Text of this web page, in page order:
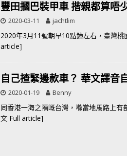
豐田摑巴裝甲車 揩親都算唔
2020-03-11 jachtlim
2020年3月11號朝早10點鐘左右，臺灣
article]
自己揸緊邊款車？ 華文譯音
2020-01-19 Benny
同香港一海之隔嘅台灣，喺當地馬路上
文 Full article]